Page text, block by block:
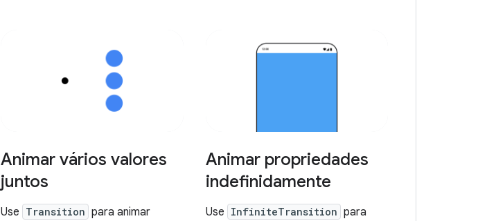
Animar vários valores
juntos
Use Transition para animar
Animar propriedades
indefinidamente
Use InfiniteTransition para